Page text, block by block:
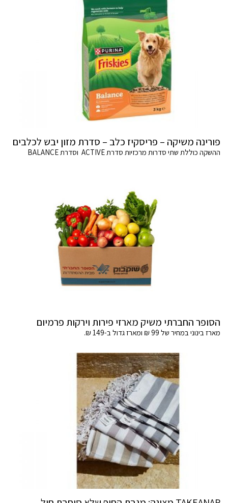
פורינה משיקה – פריסקיז כלב – סדרת מזון יבש לכלבים
ההשקה כוללת שתי סדרות מרכזיות סדרת ACTIVE וסדרת BALANCE
הסופר החברתי משיק מארזי פירות וירקות פרמיום
מארז בינוני במחיר של 99 ₪ ומארז גדול ב-149 ₪.